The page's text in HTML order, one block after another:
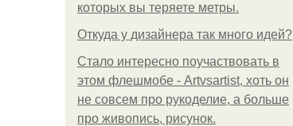
которых вы теряете метры.
Откуда у дизайнера так много идей?
Стало интересно поучаствовать в
этом флешмобе - Artvsartist, хоть он
не совсем про рукоделие, а больше
про живопись, рисунок.